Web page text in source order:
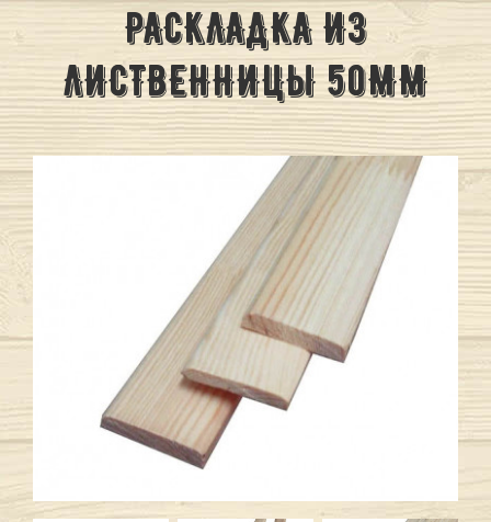
РАСКЛАДКА ИЗ
ЛИСТВЕННИЦЫ 50ММ